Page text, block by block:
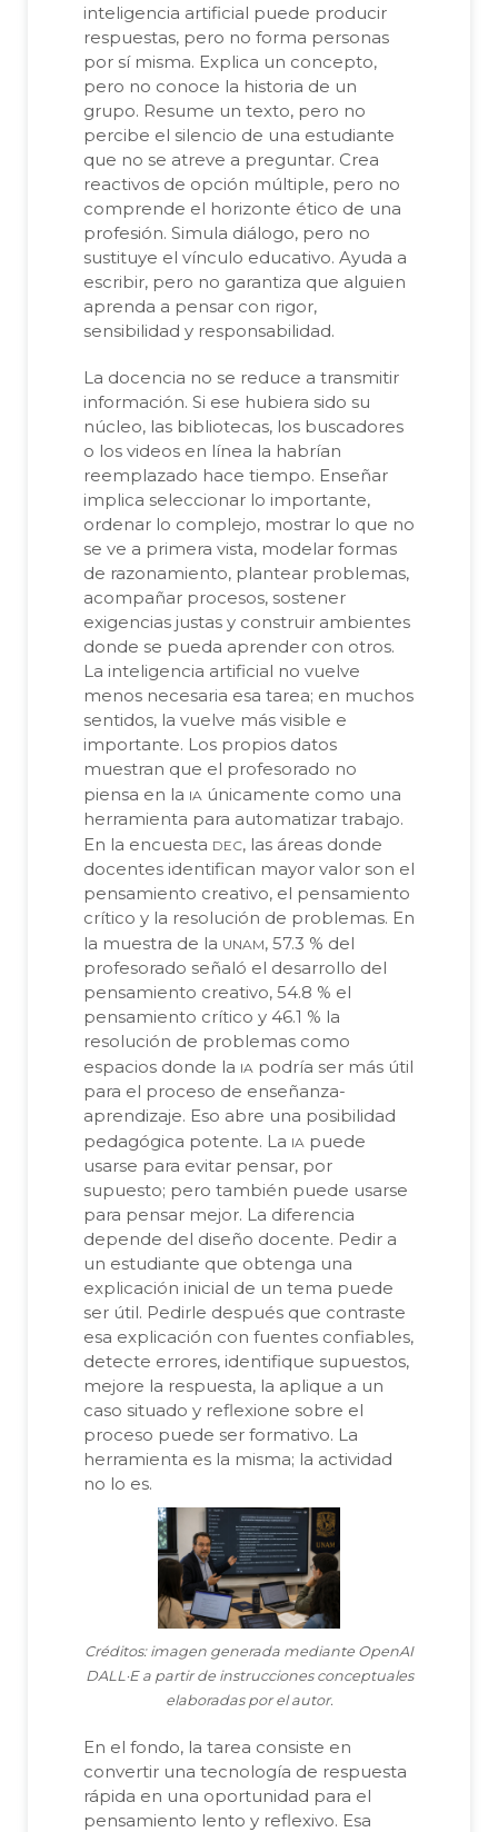
inteligencia artificial puede producir
respuestas, pero no forma personas
por sí misma. Explica un concepto,
pero no conoce la historia de un
grupo. Resume un texto, pero no
percibe el silencio de una estudiante
que no se atreve a preguntar. Crea
reactivos de opción múltiple, pero no
comprende el horizonte ético de una
profesión. Simula diálogo, pero no
sustituye el vínculo educativo. Ayuda a
escribir, pero no garantiza que alguien
aprenda a pensar con rigor,
sensibilidad y responsabilidad.
La docencia no se reduce a transmitir
información. Si ese hubiera sido su
núcleo, las bibliotecas, los buscadores
o los videos en línea la habrían
reemplazado hace tiempo. Enseñar
implica seleccionar lo importante,
ordenar lo complejo, mostrar lo que no
se ve a primera vista, modelar formas
de razonamiento, plantear problemas,
acompañar procesos, sostener
exigencias justas y construir ambientes
donde se pueda aprender con otros.
La inteligencia artificial no vuelve
menos necesaria esa tarea; en muchos
sentidos, la vuelve más visible e
importante. Los propios datos
muestran que el profesorado no
piensa en la ia únicamente como una
herramienta para automatizar trabajo.
En la encuesta dec, las áreas donde
docentes identifican mayor valor son el
pensamiento creativo, el pensamiento
crítico y la resolución de problemas. En
la muestra de la unam, 57.3 % del
profesorado señaló el desarrollo del
pensamiento creativo, 54.8 % el
pensamiento crítico y 46.1 % la
resolución de problemas como
espacios donde la ia podría ser más útil
para el proceso de enseñanza-
aprendizaje. Eso abre una posibilidad
pedagógica potente. La ia puede
usarse para evitar pensar, por
supuesto; pero también puede usarse
para pensar mejor. La diferencia
depende del diseño docente. Pedir a
un estudiante que obtenga una
explicación inicial de un tema puede
ser útil. Pedirle después que contraste
esa explicación con fuentes confiables,
detecte errores, identifique supuestos,
mejore la respuesta, la aplique a un
caso situado y reflexione sobre el
proceso puede ser formativo. La
herramienta es la misma; la actividad
no lo es.
Créditos: imagen generada mediante OpenAI
DALL·E a partir de instrucciones conceptuales
elaboradas por el autor.
En el fondo, la tarea consiste en
convertir una tecnología de respuesta
rápida en una oportunidad para el
pensamiento lento y reflexivo. Esa